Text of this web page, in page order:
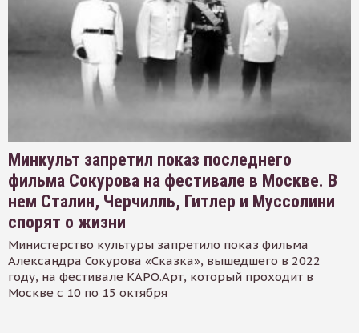
Минкульт запретил показ последнего
фильма Сокурова на фестивале в Москве. В
нем Сталин, Черчилль, Гитлер и Муссолини
спорят о жизни
Министерство культуры запретило показ фильма
Александра Сокурова «Сказка», вышедшего в 2022
году, на фестивале КАРО.Арт, который проходит в
Москве с 10 по 15 октября